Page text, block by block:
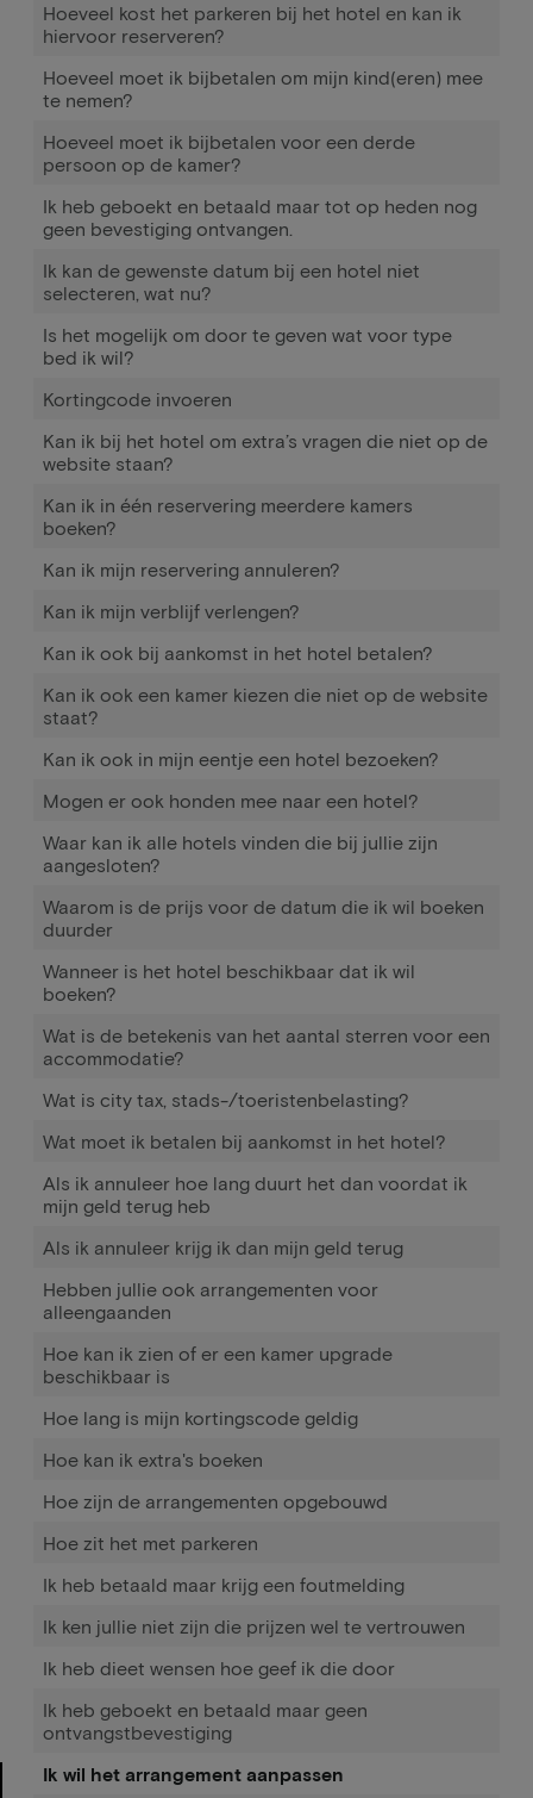
Hoeveel kost het parkeren bij het hotel en kan ik
hiervoor reserveren?
Hoeveel moet ik bijbetalen om mijn kind(eren) mee
te nemen?
Hoeveel moet ik bijbetalen voor een derde
persoon op de kamer?
Ik heb geboekt en betaald maar tot op heden nog
geen bevestiging ontvangen.
Ik kan de gewenste datum bij een hotel niet
selecteren, wat nu?
Is het mogelijk om door te geven wat voor type
bed ik wil?
Kortingcode invoeren
Kan ik bij het hotel om extra’s vragen die niet op de
website staan?
Kan ik in één reservering meerdere kamers
boeken?
Kan ik mijn reservering annuleren?
Kan ik mijn verblijf verlengen?
Kan ik ook bij aankomst in het hotel betalen?
Kan ik ook een kamer kiezen die niet op de website
staat?
Kan ik ook in mijn eentje een hotel bezoeken?
Mogen er ook honden mee naar een hotel?
Waar kan ik alle hotels vinden die bij jullie zijn
aangesloten?
Waarom is de prijs voor de datum die ik wil boeken
duurder
Wanneer is het hotel beschikbaar dat ik wil
boeken?
Wat is de betekenis van het aantal sterren voor een
accommodatie?
Wat is city tax, stads-/toeristenbelasting?
Wat moet ik betalen bij aankomst in het hotel?
Als ik annuleer hoe lang duurt het dan voordat ik
mijn geld terug heb
Als ik annuleer krijg ik dan mijn geld terug
Hebben jullie ook arrangementen voor
alleengaanden
Hoe kan ik zien of er een kamer upgrade
beschikbaar is
Hoe lang is mijn kortingscode geldig
Hoe kan ik extra's boeken
Hoe zijn de arrangementen opgebouwd
Hoe zit het met parkeren
Ik heb betaald maar krijg een foutmelding
Ik ken jullie niet zijn die prijzen wel te vertrouwen
Ik heb dieet wensen hoe geef ik die door
Ik heb geboekt en betaald maar geen
ontvangstbevestiging
Ik wil het arrangement aanpassen